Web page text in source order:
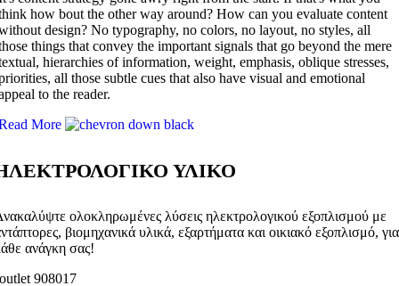
how bout the other way around? How can you evaluate content
design? No typography, no colors, no layout, no styles, all
things that convey the important signals that go beyond the mere
hierarchies of information, weight, emphasis, oblique stresses,
all those subtle cues that also have visual and emotional
to the reader.
More
ΥΛΙΚΟ
ολοκληρωμένες λύσεις ηλεκτρολογικού εξοπλισμού με
βιομηχανικά υλικά, εξαρτήματα και οικιακό εξοπλισμό, για
ανάγκη σας!